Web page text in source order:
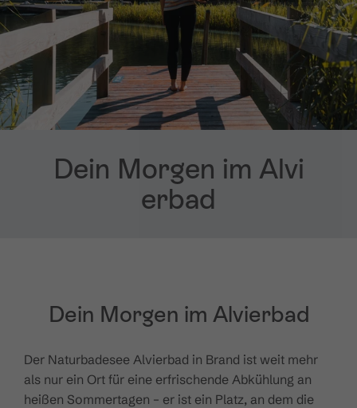
Dein Morgen im Alvi
erbad
Dein Morgen im Alvierbad
Der Naturbadesee Alvierbad in Brand ist weit mehr
als nur ein Ort für eine erfrischende Abkühlung an
heißen Sommertagen – er ist ein Platz, an dem die